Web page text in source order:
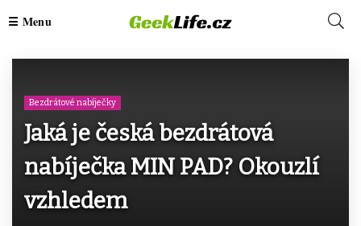
Bezdrátové nabíječky
Jaká je česká bezdrátová
nabíječka MIN PAD? Okouzlí
vzhledem